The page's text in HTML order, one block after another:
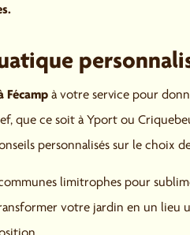
Fécamp à votre service pour
que ce soit à Yport ou
personnalisés sur le choix
limitrophes pour
votre jardin en un lieu